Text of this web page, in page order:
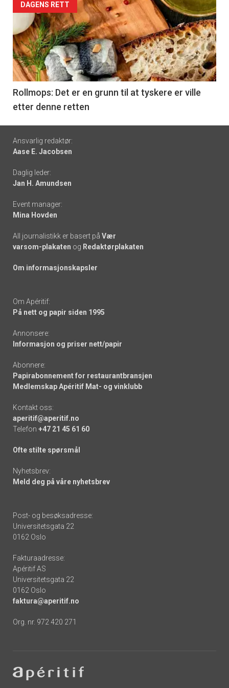
Forsiden
akkurat
nå
-
6
DAGENS RETT
Rollmops: Det er en grunn til at tyskere er ville
etter denne retten
Footer
-
links
Ansvarlig redaktør:
Aase E. Jacobsen
Daglig leder:
Jan H. Amundsen
Event manager:
Mina Hovden
All journalistikk er basert på Vær
varsom-plakaten og Redaktørplakaten
Om informasjonskapsler
Om Apéritif:
På nett og papir siden 1995
Annonsere:
Informasjon og priser nett/papir
Abonnere:
Papirabonnement for restaurantbransjen
Medlemskap Apéritif Mat- og vinklubb
Kontakt oss:
aperitif@aperitif.no
Telefon +47 21 45 61 60
Ofte stilte spørsmål
Nyhetsbrev:
Meld deg på våre nyhetsbrev
Post- og besøksadresse:
Universitetsgata 22
0162 Oslo
Fakturaadresse:
Apéritif AS
Universitetsgata 22
0162 Oslo
faktura@aperitif.no
Org. nr. 972 420 271
-